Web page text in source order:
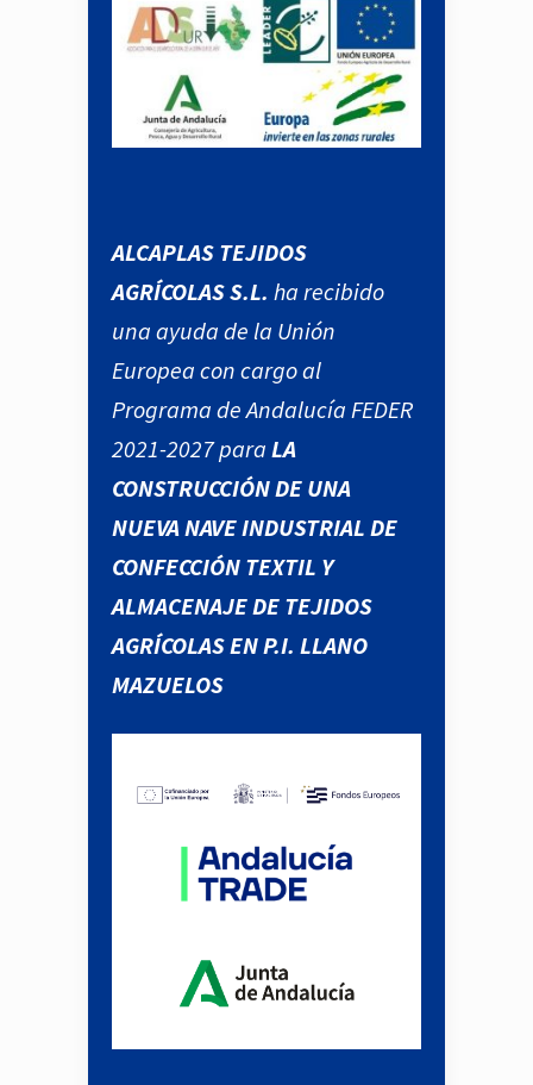
ALCAPLAS TEJIDOS
AGRÍCOLAS S.L. ha recibido
una ayuda de la Unión
Europea con cargo al
Programa de Andalucía FEDER
2021-2027 para LA
CONSTRUCCIÓN DE UNA
NUEVA NAVE INDUSTRIAL DE
CONFECCIÓN TEXTIL Y
ALMACENAJE DE TEJIDOS
AGRÍCOLAS EN P.I. LLANO
MAZUELOS